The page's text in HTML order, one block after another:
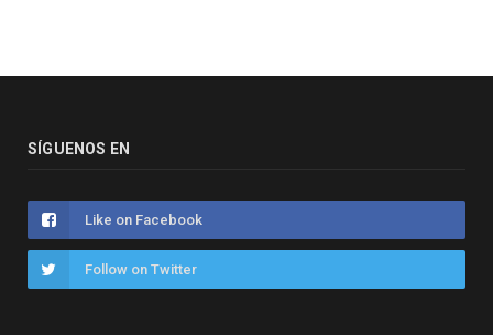
SÍGUENOS EN
Like on Facebook
Follow on Twitter